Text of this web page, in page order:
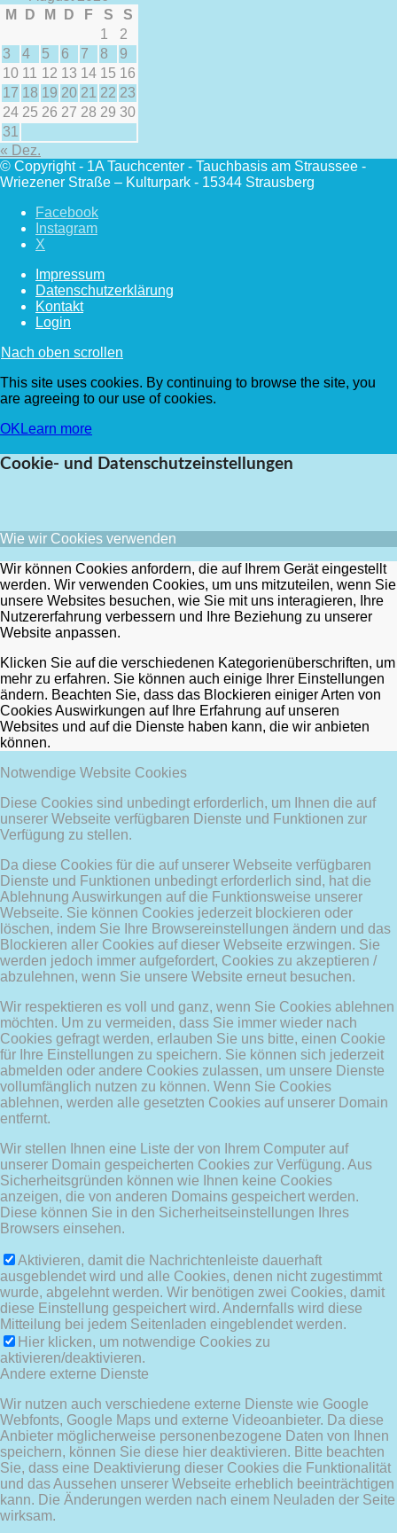
M
D M D F S
S
1
2
3
4 5 6 7 8
9
10 11 12 13 14 15 16
17 18 19 20 21 22 23
24 25 26 27 28 29 30
31
« Dez.
© Copyright - 1A Tauchcenter - Tauchbasis am Straussee -
Wriezener Straße – Kulturpark - 15344 Strausberg
Facebook
Instagram
X
Impressum
Datenschutzerklärung
Kontakt
Login
Nach oben scrollen
This site uses cookies. By continuing to browse the site, you
are agreeing to our use of cookies.
OK Learn more
Cookie- und Datenschutzeinstellungen
Wie wir Cookies verwenden
Wir können Cookies anfordern, die auf Ihrem Gerät eingestellt
werden. Wir verwenden Cookies, um uns mitzuteilen, wenn Sie
unsere Websites besuchen, wie Sie mit uns interagieren, Ihre
Nutzererfahrung verbessern und Ihre Beziehung zu unserer
Website anpassen.
Klicken Sie auf die verschiedenen Kategorienüberschriften, um
mehr zu erfahren. Sie können auch einige Ihrer Einstellungen
ändern. Beachten Sie, dass das Blockieren einiger Arten von
Cookies Auswirkungen auf Ihre Erfahrung auf unseren
Websites und auf die Dienste haben kann, die wir anbieten
können.
Notwendige Website Cookies
Diese Cookies sind unbedingt erforderlich, um Ihnen die auf
unserer Webseite verfügbaren Dienste und Funktionen zur
Verfügung zu stellen.
Da diese Cookies für die auf unserer Webseite verfügbaren
Dienste und Funktionen unbedingt erforderlich sind, hat die
Ablehnung Auswirkungen auf die Funktionsweise unserer
Webseite. Sie können Cookies jederzeit blockieren oder
löschen, indem Sie Ihre Browsereinstellungen ändern und das
Blockieren aller Cookies auf dieser Webseite erzwingen. Sie
werden jedoch immer aufgefordert, Cookies zu akzeptieren /
abzulehnen, wenn Sie unsere Website erneut besuchen.
Wir respektieren es voll und ganz, wenn Sie Cookies ablehnen
möchten. Um zu vermeiden, dass Sie immer wieder nach
Cookies gefragt werden, erlauben Sie uns bitte, einen Cookie
für Ihre Einstellungen zu speichern. Sie können sich jederzeit
abmelden oder andere Cookies zulassen, um unsere Dienste
vollumfänglich nutzen zu können. Wenn Sie Cookies
ablehnen, werden alle gesetzten Cookies auf unserer Domain
entfernt.
Wir stellen Ihnen eine Liste der von Ihrem Computer auf
unserer Domain gespeicherten Cookies zur Verfügung. Aus
Sicherheitsgründen können wie Ihnen keine Cookies
anzeigen, die von anderen Domains gespeichert werden.
Diese können Sie in den Sicherheitseinstellungen Ihres
Browsers einsehen.
Aktivieren, damit die Nachrichtenleiste dauerhaft
ausgeblendet wird und alle Cookies, denen nicht zugestimmt
wurde, abgelehnt werden. Wir benötigen zwei Cookies, damit
diese Einstellung gespeichert wird. Andernfalls wird diese
Mitteilung bei jedem Seitenladen eingeblendet werden.
Hier klicken, um notwendige Cookies zu
aktivieren/deaktivieren.
Andere externe Dienste
Wir nutzen auch verschiedene externe Dienste wie Google
Webfonts, Google Maps und externe Videoanbieter. Da diese
Anbieter möglicherweise personenbezogene Daten von Ihnen
speichern, können Sie diese hier deaktivieren. Bitte beachten
Sie, dass eine Deaktivierung dieser Cookies die Funktionalität
und das Aussehen unserer Webseite erheblich beeinträchtigen
kann. Die Änderungen werden nach einem Neuladen der Seite
wirksam.